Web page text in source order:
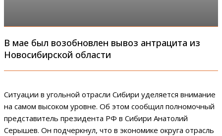
В мае был возобновлен вывоз антрацита из
Новосибирской области
Ситуации в угольной отрасли Сибири уделяется внимание
на самом высоком уровне. Об этом сообщил полномочный
представитель президента РФ в Сибири Анатолий
Серышев. Он подчеркнул, что в экономике округа отрасль